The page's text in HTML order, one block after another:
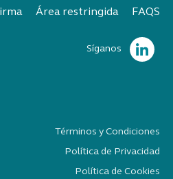
Área restringida FAQS
Síganos
Términos y Condiciones
Política de Privacidad
Política de Cookies